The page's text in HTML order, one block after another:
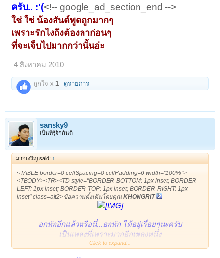
ครับ.. :'(<!-- google_ad_section_end -->
ใช่ ใช่ น้องสันต์พูดถูกมากๆ
เพราะรักไงถึงต้องลาก่อนๆ
ที่จะเจ็บไปมากกว่านั้นอ่ะ
4 สิงหาคม 2010
ถูกใจ x 1 ดูรายการ
sansky9
เป็นที่รู้จักกันดี
มากเจริญ said: ↑
<TABLE border=0 cellSpacing=0 cellPadding=6 width="100%">
<TBODY><TR><TD style="BORDER-BOTTOM: 1px inset; BORDER-
LEFT: 1px inset; BORDER-TOP: 1px inset; BORDER-RIGHT: 1px
inset" class=alt2>ข้อความดั้งเดิมโดยคุณKHONGRIT
อกหักอีกแล้วหรือนี่...อกหัก ได้อยู่เรื่อยๆนะครับ
เป็นเพลงที่เพราะมากอีกเพลงหนึ่ง
ที่คนอกหักฟังแล้ว
Click to expand...